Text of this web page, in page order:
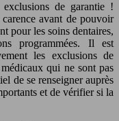
de garantie !
avant de pouvoir
pour les soins dentaires,
programmées. Il est
les exclusions de
qui ne sont pas
de se renseigner auprès
et de vérifier si la